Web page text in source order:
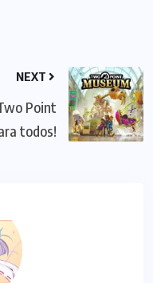
NEXT
Point
todos!